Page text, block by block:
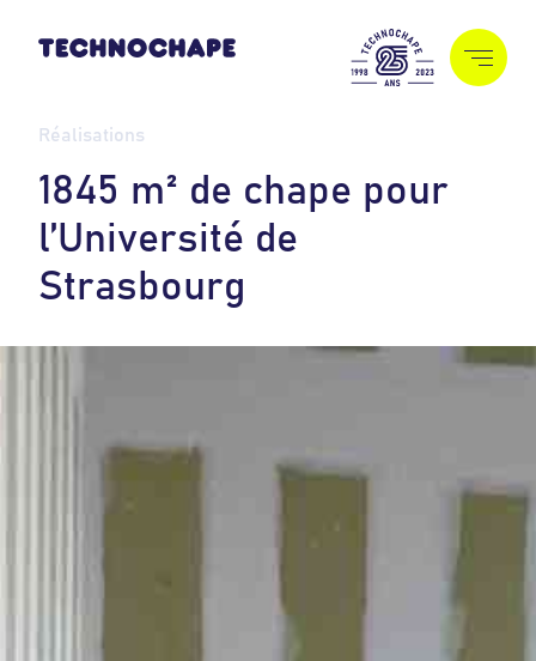
Réalisations
1 845 m² d e c hape pour
l’Université d e
Stras bourg